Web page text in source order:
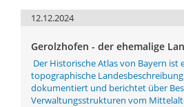
12.12.2024
Gerolzhofen - der ehemalige
Der Historische Atlas von Bayern ist
topographische Landesbeschreibung
dokumentiert und berichtet über
Verwaltungsstrukturen vom